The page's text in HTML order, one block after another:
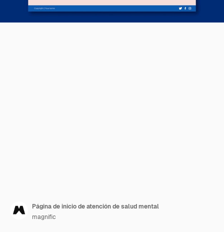
Página de inicio de atención de salud mental
magnific